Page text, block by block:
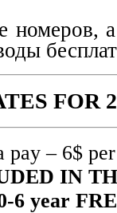
номеров,
FOR
pay – 6$
IN
6 year